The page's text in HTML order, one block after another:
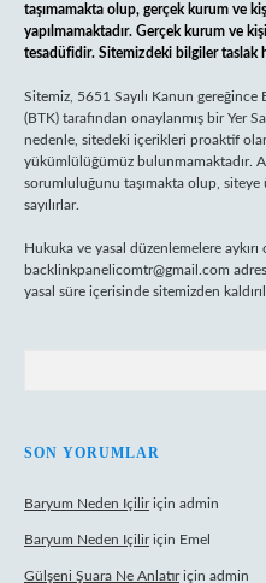
taşımamakta olup, gerçek kurum ve
yapılmamaktadır. Gerçek kurum ve
tesadüfidir. Sitemizdeki bilgiler taslak
Sitemiz, 5651 Sayılı Kanun
(BTK) tarafından onaylanmış bir Yer
nedenle, sitedeki içerikleri proaktif
yükümlülüğümüz bulunmamaktadır.
sorumluluğunu taşımakta olup,
sayılırlar.
Hukuka ve yasal düzenlemelere
backlinkpanelicomtr@gmail.com
yasal süre içerisinde sitemizden
SON YORUMLAR
Baryum Neden Içiliriçin admin
Baryum Neden Içiliriçin Emel
Gülşeni Şuara Ne Anlatıriçin admin